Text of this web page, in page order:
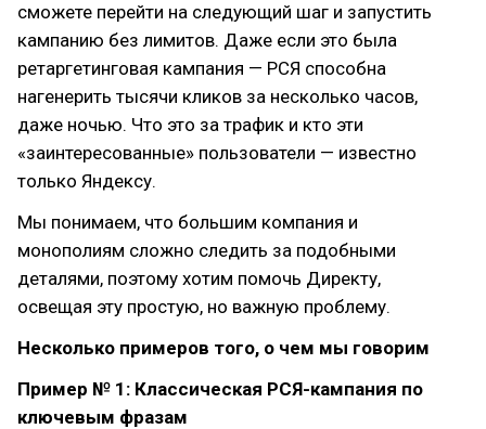
сможете перейти на следующий шаг и запустить
кампанию без лимитов. Даже если это была
ретаргетинговая кампания — РСЯ способна
нагенерить тысячи кликов за несколько часов,
даже ночью. Что это за трафик и кто эти
«заинтересованные» пользователи — известно
только Яндексу.
Мы понимаем, что большим компания и
монополиям сложно следить за подобными
деталями, поэтому хотим помочь Директу,
освещая эту простую, но важную проблему.
Несколько примеров того, о чем мы говорим
Пример № 1: Классическая РСЯ-кампания по
ключевым фразам